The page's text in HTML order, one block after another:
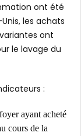
ont été
les achats
ont
le lavage du
:
ayant acheté
cours de la